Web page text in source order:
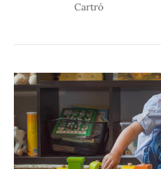
Cartró